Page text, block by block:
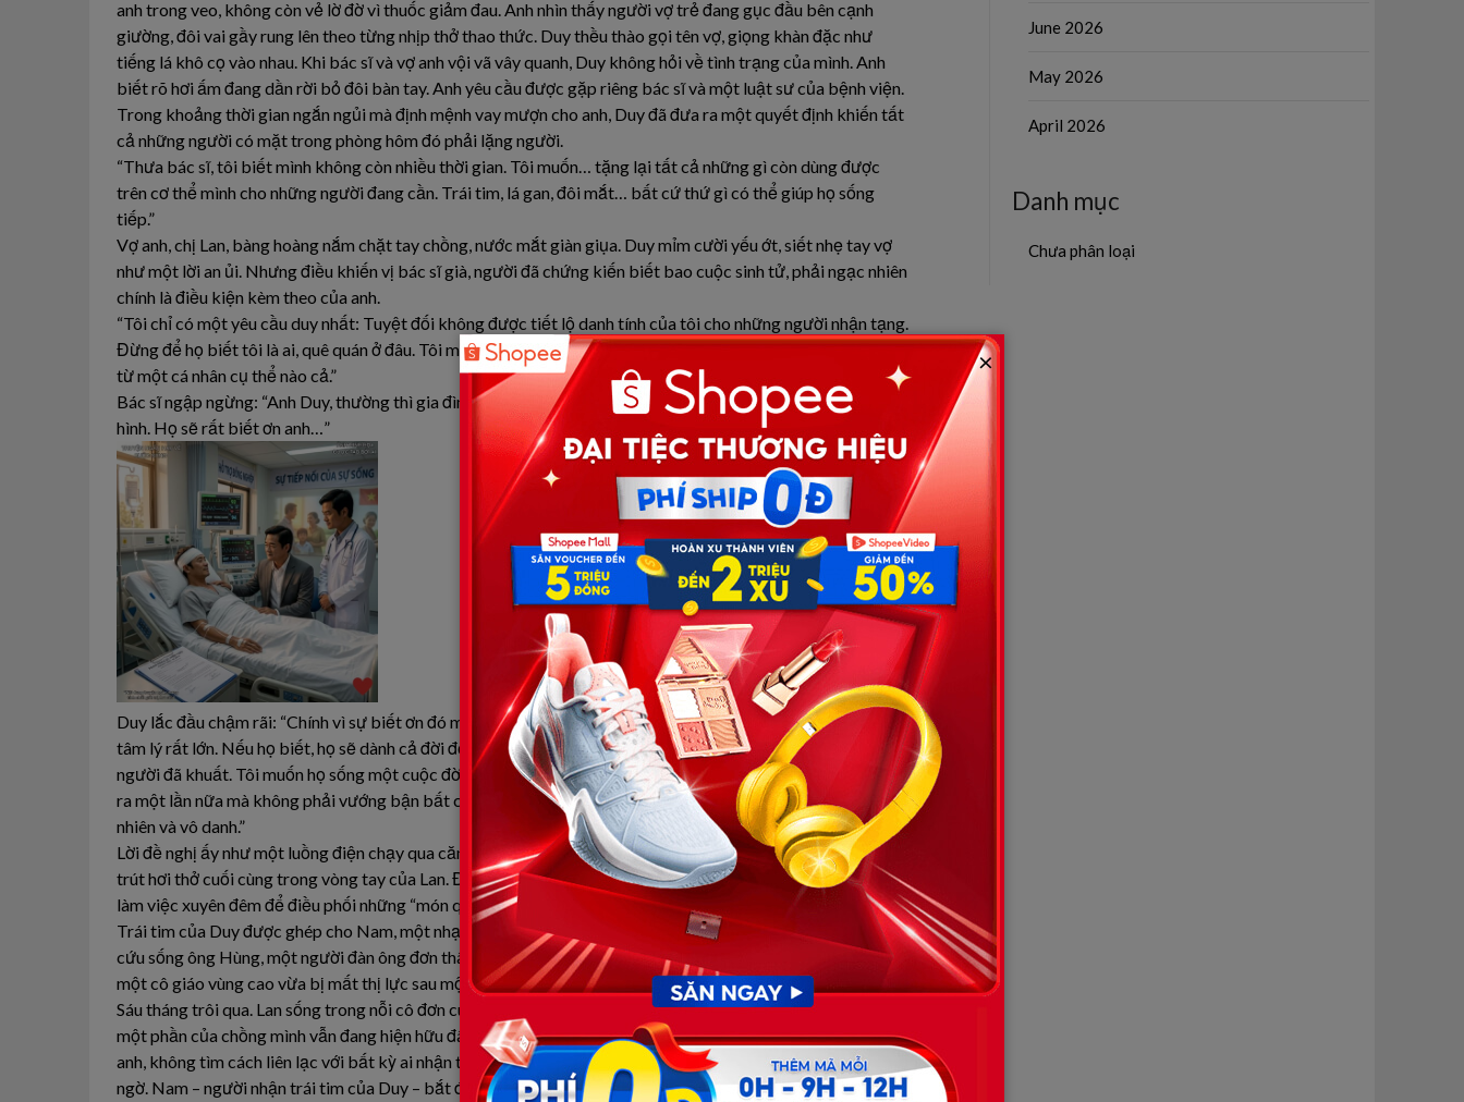
anh trong veo, không còn vẻ lờ đờ vì thuốc giảm đau. Anh nhìn thấy người vợ trẻ đang gục đầu bên cạnh
giường, đôi vai gầy rung lên theo từng nhịp thở thao thức. Duy thều thào gọi tên vợ, giọng khàn đặc như
tiếng lá khô cọ vào nhau. Khi bác sĩ và vợ anh vội vã vây quanh, Duy không hỏi về tình trạng của mình. Anh
biết rõ hơi ấm đang dần rời bỏ đôi bàn tay. Anh yêu cầu được gặp riêng bác sĩ và một luật sư của bệnh viện.
Trong khoảng thời gian ngắn ngủi mà định mệnh vay mượn cho anh, Duy đã đưa ra một quyết định khiến tất
cả những người có mặt trong phòng hôm đó phải lặng người.
“Thưa bác sĩ, tôi biết mình không còn nhiều thời gian. Tôi muốn… tặng lại tất cả những gì còn dùng được
trên cơ thể mình cho những người đang cần. Trái tim, lá gan, đôi mắt… bất cứ thứ gì có thể giúp họ sống
tiếp.”
Vợ anh, chị Lan, bàng hoàng nắm chặt tay chồng, nước mắt giàn giụa. Duy mỉm cười yếu ớt, siết nhẹ tay vợ
như một lời an ủi. Nhưng điều khiến vị bác sĩ già, người đã chứng kiến biết bao cuộc sinh tử, phải ngạc nhiên
chính là điều kiện kèm theo của anh.
“Tôi chỉ có một yêu cầu duy nhất: Tuyệt đối không được tiết lộ danh tính của tôi cho những người nhận tạng.
Đừng để họ biết tôi là ai, quê quán ở đâu. Tôi muốn họ tin rằng đây là một món quà từ định mệnh, không phải
từ một cá nhân cụ thể nào cả.”
Bác sĩ ngập ngừng: “Anh Duy, thường thì gia đình người hiến và người nhận sẽ có những sợi dây liên kết vô
hình. Họ sẽ rất biết ơn anh…”
Duy lắc đầu chậm rãi: “Chính vì sự biết ơn đó mà tôi muốn giữ bí mật. Sự hàm ơn đôi khi là một gánh nặng
tâm lý rất lớn. Nếu họ biết, họ sẽ dành cả đời để tìm cách trả ơn, hoặc luôn sống trong cảm giác mắc nợ một
người đã khuất. Tôi muốn họ sống một cuộc đời mới thật thanh thản, thật trọn vẹn, như thể họ vừa được sinh
ra một lần nữa mà không phải vướng bận bất cứ điều gì. Hãy để họ tin rằng, lòng tốt trên đời này là hiển
nhiên và vô danh.”
Lời đề nghị ấy như một luồng điện chạy qua căn phòng. Sau khi hoàn tất các thủ tục pháp lý cần thiết, Duy
trút hơi thở cuối cùng trong vòng tay của Lan. Đêm đó, một cuộc chạy đua với tử thần bắt đầu. Các y bác sĩ
làm việc xuyên đêm để điều phối những “món quà” của Duy đến với những người đang mòn mỏi chờ đợi.
Trái tim của Duy được ghép cho Nam, một nhạc sĩ trẻ đang lịm dần vì suy tim giai đoạn cuối. Gan của anh
cứu sống ông Hùng, một người đàn ông đơn thân đang nuôi con nhỏ. Đôi mắt của anh mang lại ánh sáng cho
một cô giáo vùng cao vừa bị mất thị lực sau một vụ tai nạn lao động.
Sáu tháng trôi qua. Lan sống trong nỗi cô đơn cùng cực nhưng thẳm sâu trong lòng, cô thấy an lòng vì biết
một phần của chồng mình vẫn đang hiện hữu đâu đó trên thế gian này. Cô tuân thủ tuyệt đối di nguyện của
anh, không tìm cách liên lạc với bất kỳ ai nhận tạng. Thế nhưng, cuộc đời vốn dĩ luôn có những ngã rẽ bất
ngờ. Nam – người nhận trái tim của Duy – bắt đầu cảm nhận được những rung động lạ lùng trong lồng ngực.
June 2026
May 2026
April 2026
Danh mục
Chưa phân loại
×